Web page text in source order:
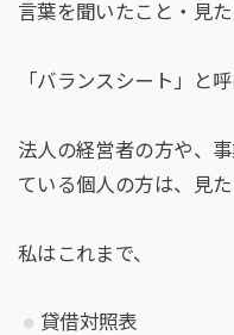
言葉を聞いたこと・見
「バランスシート」と
法人の経営者の方や、
ている個人の方は、見た
私はこれまで、
貸借対照表